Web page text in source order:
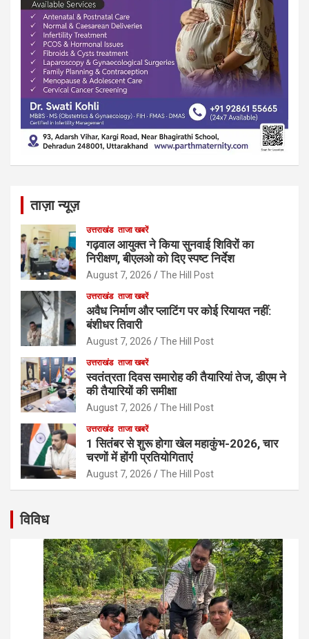
ताज़ा न्यूज़
उत्तराखंड ताजा खबरें
गढ़वाल आयुक्त ने किया सुनवाई शिविरों का
निरीक्षण, बीएलओ को दिए स्पष्ट निर्देश
August 7, 2026 The Hill Post
उत्तराखंड ताजा खबरें
अवैध निर्माण और प्लाटिंग पर कोई रियायत नहीं:
बंशीधर तिवारी
August 7, 2026 The Hill Post
उत्तराखंड ताजा खबरें
स्वतंत्रता दिवस समारोह की तैयारियां तेज, डीएम ने
की तैयारियों की समीक्षा
August 7, 2026 The Hill Post
उत्तराखंड ताजा खबरें
1 सितंबर से शुरू होगा खेल महाकुंभ-2026, चार
चरणों में होंगी प्रतियोगिताएं
August 7, 2026 The Hill Post
विविध